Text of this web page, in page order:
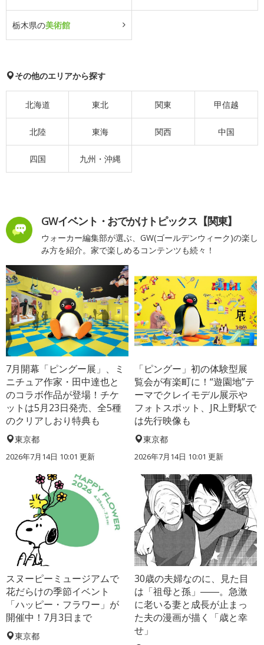
栃木県の美術館
その他のエリアから探す
北海道 東北 関東 甲信越
北陸 東海 関西 中国
四国 九州・沖縄
GWイベント・おでかけトピックス【関東】
ウォーカー編集部が選ぶ、GW(ゴールデンウィーク)の楽し
み方を紹介。家で楽しめるコンテンツも続々！
7月開幕「ピングー展」、ミ
ニチュア作家・田中達也と
のコラボ作品が登場！チケ
ットは5月23日発売、全5種
のクリアしおり特典も
東京都
2026年7月14日 10:01 更新
「ピングー」初の体験型展
覧会が有楽町に！“遊園地”テ
ーマでクレイモデル展示や
フォトスポット、JR上野駅で
は先行映像も
東京都
2026年7月14日 10:01 更新
スヌーピーミュージアムで
花だらけの季節イベント
「ハッピー・フラワー」が
開催中！7月3日まで
東京都
30歳の夫婦なのに、見た目
は「祖母と孫」――。急激
に老いる妻と成長が止まっ
た夫の漫画が描く「歳と幸
せ」